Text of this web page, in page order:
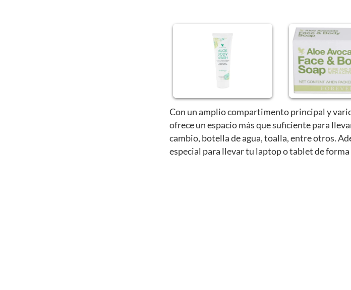
Con un amplio compartimento principal y
ofrece un espacio más que suficiente para
cambio, botella de agua, toalla, entre otros.
especial para llevar tu laptop o tablet de